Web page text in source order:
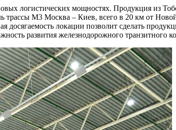
логистических мощностях. Продукция из
М3 Москва – Киев, всего в 20 км от
локации позволит сделать
развития железнодорожного транзитного